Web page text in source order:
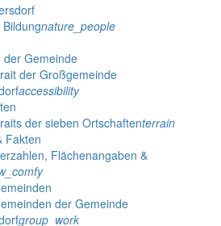
nature_people
der Gemeinde
der Großgemeinde
accessibility
der sieben Ortschaftenterrain
Fakten
Flächenangaben &
der Gemeinde
group_work